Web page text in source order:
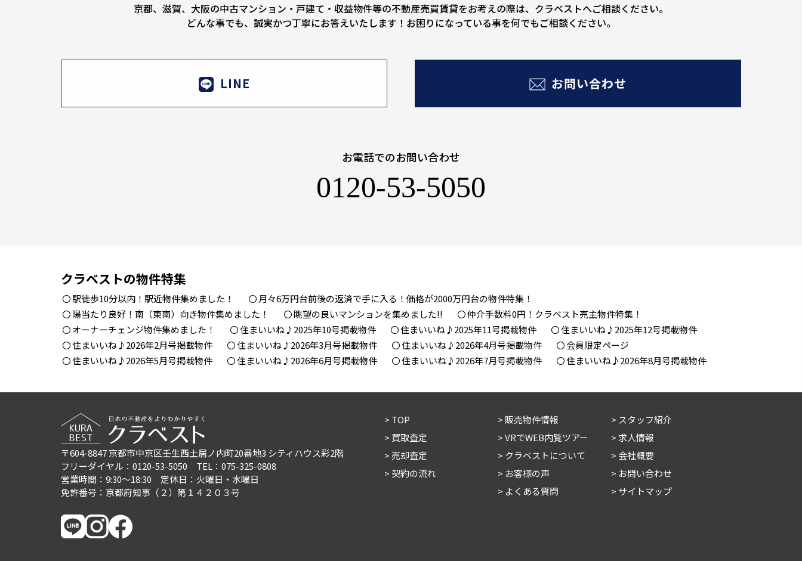
京都、滋賀、大阪の中古マンション・戸建て・収益物件等の不動産売買賃貸をお考えの際は、クラベストへご相談ください。
どんな事でも、誠実かつ丁寧にお答えいたします！お困りになっている事を何でもご相談ください。
LINE お問い合わせ
お電話でのお問い合わせ
0120-53-5050
クラベストの物件特集
駅徒歩10分以内！駅近物件集めました！
月々6万円台前後の返済で手に入る！価格が2000万円台の物件特集！
陽当たり良好！南（東南）向き物件集めました！
眺望の良いマンションを集めました!!
仲介手数料0円！クラベスト売主物件特集！
オーナーチェンジ物件集めました！
住まいいね♪2025年10号掲載物件 住まいいね♪2025年11号掲載物件
住まいいね♪2025年12号掲載物件
住まいいね♪2026年2月号掲載物件
住まいいね♪2026年3月号掲載物件 住まいいね♪2026年4月号掲載物件
会員限定ページ
住まいいね♪2026年5月号掲載物件
住まいいね♪2026年6月号掲載物件 住まいいね♪2026年7月号掲載物件 住まいいね♪2026年8月号掲載物件
〒604-8847京都市中京区壬生西土居ノ内町20番地3 シティハウス彩2階
フリーダイヤル：0120-53-5050
TEL：075-325-0808
営業時間：9:30〜18:30 定休日：火曜日・水曜日
免許番号：京都府知事（２）第１４２０３号
TOP
買取査定
売却査定
契約の流れ
販売物件情報
VRでWEB内覧ツアー
クラベストについて
お客様の声
よくある質問
スタッフ紹介
求人情報
会社概要
お問い合わせ
サイトマップ